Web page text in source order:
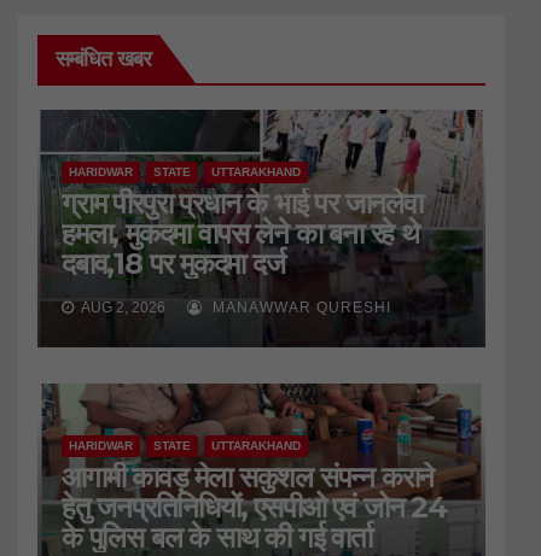
सम्बंधित खबर
HARIDWAR STATE UTTARAKHAND
ग्राम पीरपुरा प्रधान के भाई पर जानलेवा
हमला, मुकदमा वापस लेने का बना रहे थे
दबाव,18 पर मुकदमा दर्ज
AUG 2, 2026 MANAWWAR QURESHI
HARIDWAR STATE UTTARAKHAND
आगामी कावड़ मेला सकुशल संपन्न कराने
हेतु जनप्रतिनिधियों, एसपीओ एवं जोन 24
के पुलिस बल के साथ की गई वार्ता